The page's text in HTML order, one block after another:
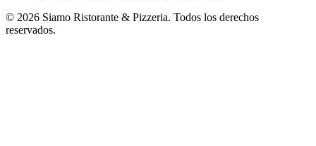
© 2026 Siamo Ristorante & Pizzeria. Todos los derechos
reservados.